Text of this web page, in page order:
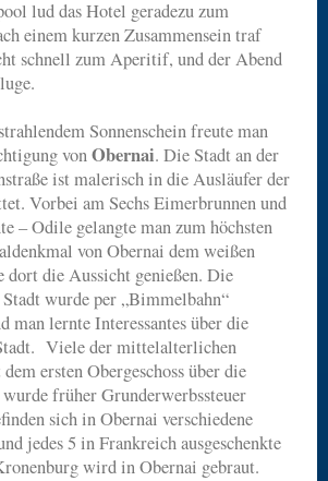
lud das Hotel geradezu zum
einem kurzen Zusammensein traf
schnell zum Aperitif, und der Abend
Sonnenschein freute man
vonObernai. Die Stadt an der
ist malerisch in die Ausläufer der
Vorbei am Sechs Eimerbrunnen und
– Odile gelangte man zum höchsten
von Obernai dem weißen
dort die Aussicht genießen. Die
wurde per „Bimmelbahn“
man lernte Interessantes über die
Viele der mittelalterlichen
ersten Obergeschoss über die
früher Grunderwerbssteuer
sich in Obernai verschiedene
jedes 5 in Frankreich ausgeschenkte
wird in Obernai gebraut.